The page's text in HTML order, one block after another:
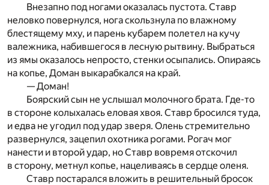
Внезапно под ногами оказалась пустота. Ставр
неловко повернулся, нога скользнула по влажному
блестящему мху, и парень кубарем полетел на кучу
валежника, набившегося в лесную рытвину. Выбраться
из ямы оказалось непросто, стенки осыпались. Опираясь
на копье, Доман выкарабкался на край.
— Доман!
Боярский сын не услышал молочного брата. Где-то
в стороне колыхалась еловая хвоя. Ставр бросился туда,
и едва не угодил под удар зверя. Олень стремительно
развернулся, зацепил охотника рогами. Рогач мог
нанести и второй удар, но Ставр вовремя отскочил
в сторону, метнул копье, нацеливаясь в сердце оленя.
Ставр постарался вложить в решительный бросок